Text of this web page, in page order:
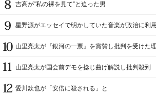
吉高が“私の裸を見て”と迫った男
星野源がエッセイで明かしていた音楽が政治に利
山里亮太が『銀河の一票』を賞賛し批判を受けた
山里亮太が国会前デモを捻じ曲げ解説し批判殺到
愛川欽也が「安倍に殺される」と